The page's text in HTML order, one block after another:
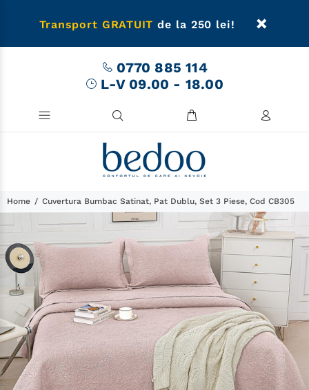
Transport GRATUIT de la 250 lei!
0770 885 114
L-V 09.00 - 18.00
Home Cuvertura Bumbac Satinat, Pat Dublu, Set 3 Piese, Cod CB305